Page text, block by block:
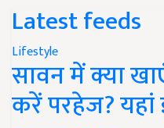
Latest feeds
Lifestyle
सावन में क्या
करें परहेज?